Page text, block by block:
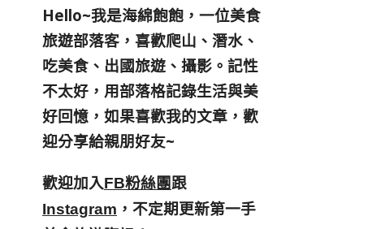
Hello~我是海綿飽飽，一位美食
旅遊部落客， 喜歡爬山、潛水、
吃美食、出國旅遊、攝影。 記性
不太好，用部落格記錄生活與美
好回憶， 如果喜歡我的文章，歡
迎分享給親朋好友~
歡迎加入FB粉絲團跟
Instagram ，不定期更新第一手